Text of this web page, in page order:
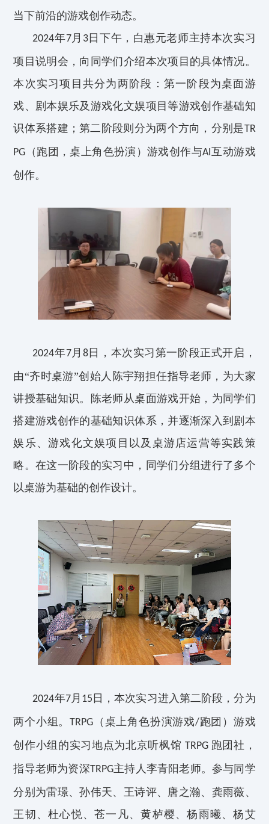
当下前沿的游戏创作动态。
2024年7月 3日下午，白惠元老师主持本次 实习
项目说明会， 向同学们介绍本次项目的具体情况。
本次实习项目共分为两阶段 ： 第一阶段为桌面游
戏、剧本娱乐及游戏化文娱项目等游戏创作基础知
识体系搭建； 第二阶段则分为两个方向，分别 是TR
PG （跑团，桌上角色扮演）游戏创作与AI互动游戏
创作。
2024年7月 8日，本次实习第一阶段正式开 启，
由“齐时桌游”创始人陈宇翔担任指导老师，为大家
讲授基础知识 。 陈老师从桌面游戏开始， 为同学们
搭建游戏创作的基础知识体系， 并逐渐深入到剧本
娱乐、游戏化文娱项目以及 桌游店运营等实践策
略 。在这一阶段的实习 中 ，同学们分组进行了多个
以桌游为基础的创作设计。
2024年7月 15 日，本次实习进入第二阶段，分为
两个小组。TRPG （桌上角色扮演游戏/跑团）游戏
创作小组 的实习地点为北京听枫馆 TRPG 跑团社 ，
指导老师为资深TRPG主持人李青阳老师。参与同学
分别为雷璟、孙伟天、王诗评、唐之瀚、龚雨薇、
王韧、杜心悦、苍一 凡、黄栌樱、杨雨曦、杨艾